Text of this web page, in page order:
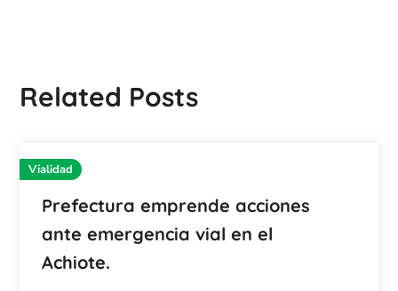
Related Posts
Vialidad
Prefectura emprende acciones
ante emergencia vial en el
Achiote.